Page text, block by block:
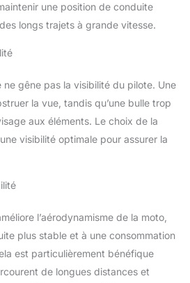
une position de conduite
longs trajets à grande vitesse.
ne gêne pas la visibilité du pilote. Une
la vue, tandis qu’une bulle trop
aux éléments. Le choix de la
visibilité optimale pour assurer la
l’aérodynamisme de la moto,
plus stable et à une consommation
est particulièrement bénéfique
de longues distances et